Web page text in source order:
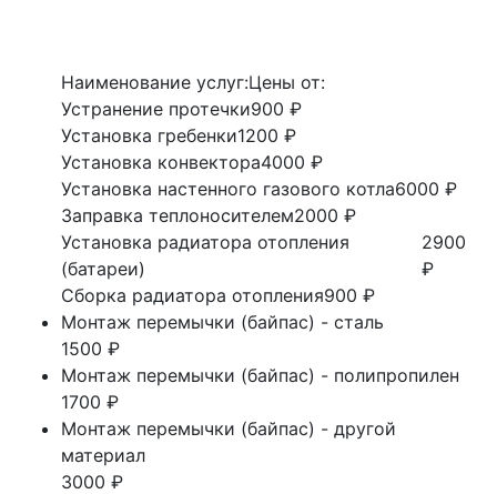
Наименование услуг:Цены от:
Устранение протечки900 ₽
Установка гребенки1200 ₽
Установка конвектора4000 ₽
Установка настенного газового котла6000 ₽
Заправка теплоносителем2000 ₽
Установка радиатора отопления
(батареи)
2900
₽
Сборка радиатора отопления900 ₽
Монтаж перемычки (байпас) - сталь
1500 ₽
Монтаж перемычки (байпас) - полипропилен
1700 ₽
Монтаж перемычки (байпас) - другой
материал
3000 ₽